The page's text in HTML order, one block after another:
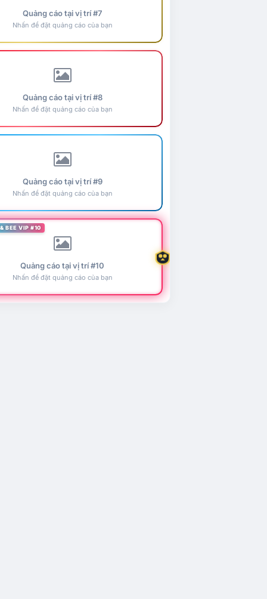
Quảng cáo tại vị trí #7
Nhấn để đặt quảng cáo của bạn
Quảng cáo tại vị trí #8
Nhấn để đặt quảng cáo của bạn
Quảng cáo tại vị trí #9
Nhấn để đặt quảng cáo của bạn
BEE VIP #10
Quảng cáo tại vị trí #10
Nhấn để đặt quảng cáo của bạn